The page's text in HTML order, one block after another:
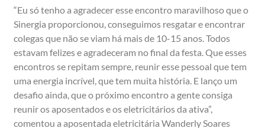
“Eu só tenho a agradecer esse encontro maravilhoso que o
Sinergia proporcionou, conseguimos resgatar e encontrar
colegas que não se viam há mais de 10-15 anos. Todos
estavam felizes e agradeceram no final da festa. Que esses
encontros se repitam sempre, reunir esse pessoal que tem
uma energia incrível, que tem muita história. E lanço um
desafio ainda, que o próximo encontro a gente consiga
reunir os aposentados e os eletricitários da ativa”,
comentou a aposentada eletricitária Wanderly Soares